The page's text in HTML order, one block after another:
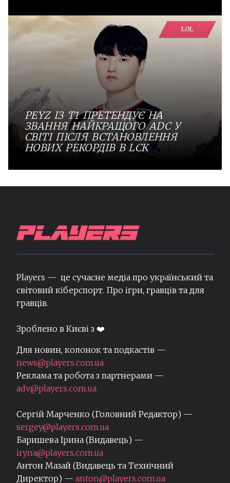
LOL
PEYZ ІЗ T1 ПРЕТЕНДУЄ НА
ЗВАННЯ НАЙКРАЩОГО ADC У
СВІТІ ПІСЛЯ ВСТАНОВЛЕННЯ
НОВИХ РЕКОРДІВ В LCK
Players — це сучасне медіа про український та
світовий кіберспорт. Про ігри, гравців та для
гравців.
Зроблено в Києві з ❤️
Для новин, колонок та подкастів —
news@players.com.ua
Реклама та робота з партнерами —
adv@players.com.ua
Сергій Марченко (Головний Редактор) —
sergey@players.com.ua
Баришева Ірина (Видавець) —
iryna@players.com.ua
Антон Мазай (Видавець та Технічний
Директор) — anton@players.com.ua